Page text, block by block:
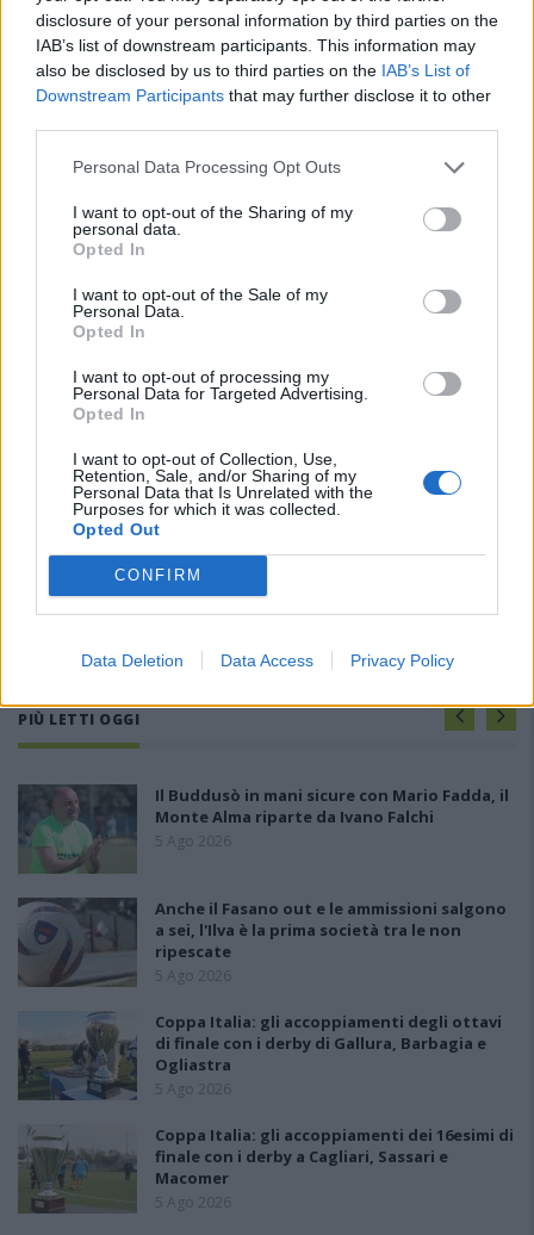
disclosure of your personal information by third parties on the
IAB’s list of downstream participants. This information may
also be disclosed by us to third parties on the IAB’s List of
Downstream Participants that may further disclose it to other
Personal Data Processing Opt Outs
I want to opt-out of the Sharing of my
personal data.
Opted In
I want to opt-out of the Sale of my
Personal Data.
Opted In
I want to opt-out of processing my
Personal Data for Targeted Advertising.
Opted In
I want to opt-out of Collection, Use,
Retention, Sale, and/or Sharing of my
Personal Data that Is Unrelated with the
Purposes for which it was collected.
Opted Out
CONFIRM
Data Deletion Data Access Privacy Policy
PIÙ LETTI OGGI
Il Buddusò in mani sicure con Mario Fadda, il
Monte Alma riparte da Ivano Falchi
5 Ago 2026
Anche il Fasano out e le ammissioni salgono
a sei, l'Ilva è la prima società tra le non
ripescate
5 Ago 2026
Coppa Italia: gli accoppiamenti degli ottavi
di finale con i derby di Gallura, Barbagia e
Ogliastra
5 Ago 2026
Coppa Italia: gli accoppiamenti dei 16esimi di
finale con i derby a Cagliari, Sassari e
Macomer
5 Ago 2026